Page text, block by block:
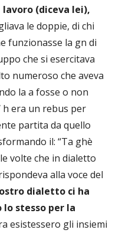
(diceva lei),
le doppie, di chi
funzionasse la gn di
che si esercitava
numeroso che aveva
la a fosse o non
h era un rebus per
partita da quello
il: “Ta ghè
volte che in dialetto
alla voce del
dialetto ci ha
lo stesso per la
esistessero gli insiemi